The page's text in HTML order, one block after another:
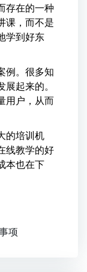
存在的一种
课，而不是
学到好东
例。很多知
起来的。
用户，从而
的培训机
线教学的好
本也在下
项